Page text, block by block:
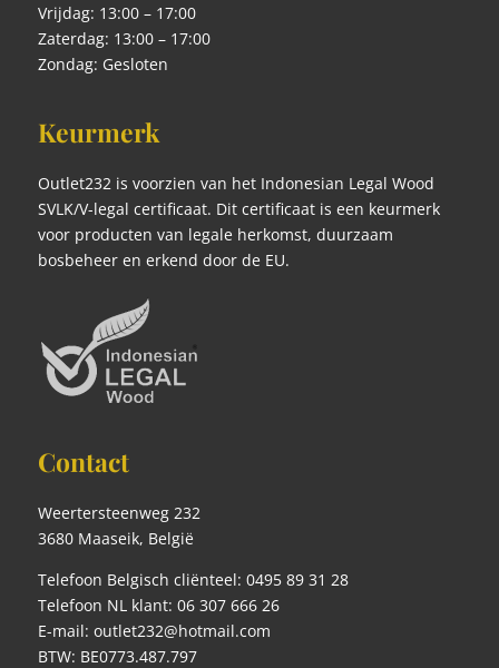
Vrijdag: 13:00 – 17:00
Zaterdag: 13:00 – 17:00
Zondag: Gesloten
Keurmerk
Outlet232 is voorzien van het Indonesian Legal Wood
SVLK/V-legal certificaat. Dit certificaat is een keurmerk
voor producten van legale herkomst, duurzaam
bosbeheer en erkend door de EU.
Contact
Weertersteenweg 232
3680 Maaseik, België
Telefoon Belgisch cliënteel: 0495 89 31 28
Telefoon NL klant: 06 307 666 26
E-mail: outlet232@hotmail.com
BTW: BE0773.487.797